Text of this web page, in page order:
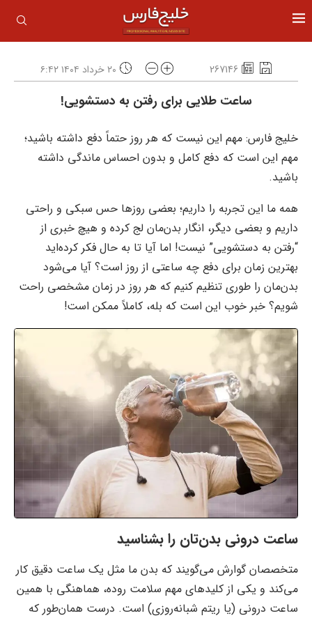
267146 ۲۰ خرداد ۱۴۰۴ ۶:۴۲
ساعت طلایی برای رفتن به دستشویی!
خلیج فارس: مهم این نیست که هر روز حتماً دفع داشته باشید؛
مهم این است که دفع کامل و بدون احساس ماندگی داشته
باشید.
همه ما این تجربه را داریم؛ بعضی روزها حس سبکی و راحتی
داریم و بعضی دیگر، انگار بدن‌مان لج کرده و هیچ خبری از
“رفتن به دستشویی” نیست! اما آیا تا به حال فکر کرده‌اید
بهترین زمان برای دفع چه ساعتی از روز است؟ آیا می‌شود
بدن‌مان را طوری تنظیم کنیم که هر روز در زمان مشخصی راحت
شویم؟ خبر خوب این است که بله، کاملاً ممکن است!
ساعت درونی بدن‌تان را بشناسید
متخصصان گوارش می‌گویند که بدن ما مثل یک ساعت دقیق کار
می‌کند و یکی از کلیدهای مهم سلامت روده، هماهنگی با همین
ساعت درونی (یا ریتم شبانه‌روزی) است. درست همان‌طور که